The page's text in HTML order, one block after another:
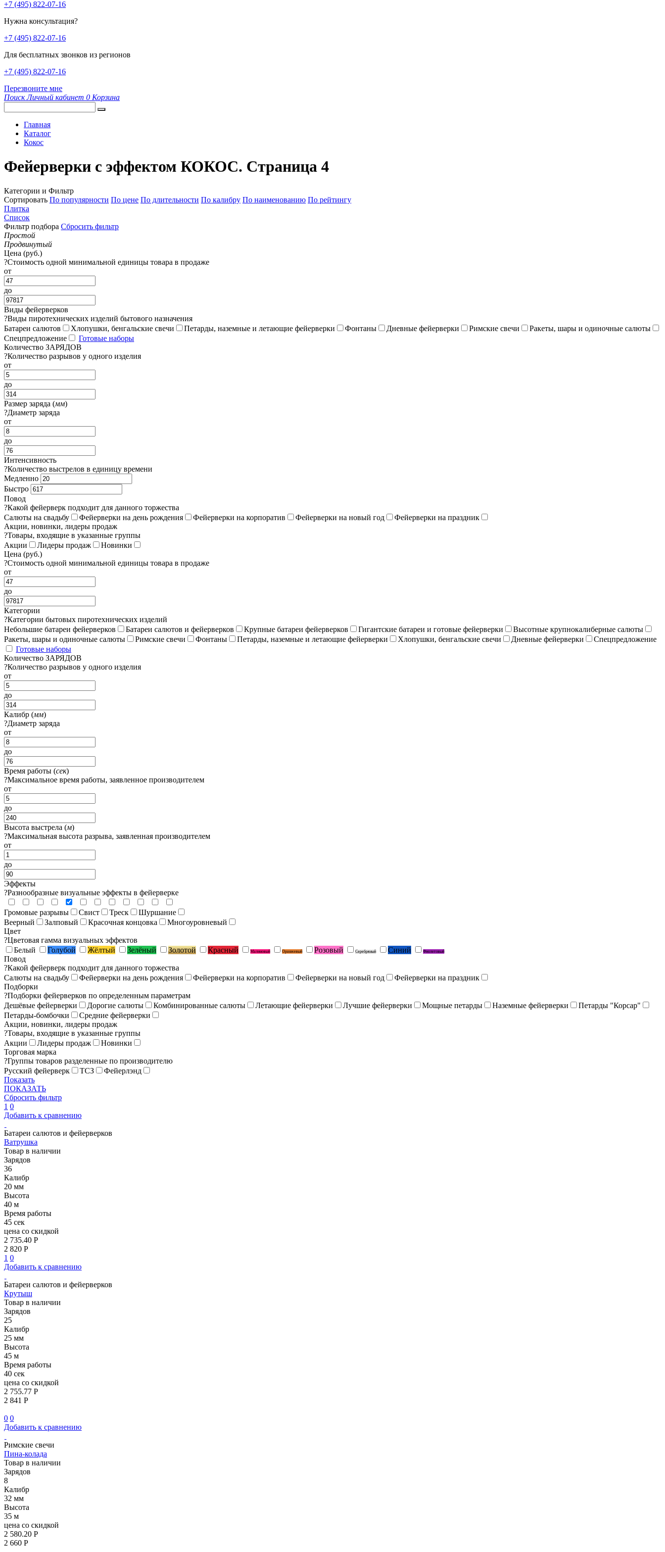
+7 (495) 822-07-16
Нужна консультация?
+7 (495) 822-07-16
Для бесплатных звонков из регионов
+7 (495) 822-07-16
Перезвоните мне
Поиск Личный кабинет 0 Корзина
Главная
Каталог
Кокос
Фейерверки с эффектом КОКОС. Страница 4
Категории и Фильтр
Сортировать По популярности По цене По длительности По калибру По наименованию По рейтингу
Плитка
Список
Фильтр подбора Сбросить фильтр
Простой
Продвинутый
Цена (руб.)
?Стоимость одной минимальной единицы товара в продаже
от
до
Виды фейерверков
?Виды пиротехнических изделий бытового назначения
Батареи салютов
Хлопушки, бенгальские свечи Петарды, наземные и летающие фейерверки Фонтаны Дневные фейерверки Римские свечи
Ракеты, шары и одиночные салюты
Спецпредложение
Готовые наборы
Количество ЗАРЯДОВ
?Количество разрывов у одного изделия
от
до
Размер заряда (мм)
?Диаметр заряда
от
до
Интенсивность
?Количество выстрелов в единицу времени
Медленно
Быстро
Повод
?Какой фейерверк подходит для данного торжества
Салюты на свадьбу
Фейерверки на день рождения Фейерверки на корпоратив Фейерверки на новый год
Фейерверки на праздник
Акции, новинки, лидеры продаж
?Товары, входящие в указанные группы
Акции
Лидеры продаж
Новинки
Цена (руб.)
?Стоимость одной минимальной единицы товара в продаже
от
до
Категории
?Категории бытовых пиротехнических изделий
Небольшие батареи фейерверков
Батареи салютов и фейерверков Крупные батареи фейерверков Гигантские батареи и готовые фейерверки
Высотные крупнокалиберные салюты
Ракеты, шары и одиночные салюты
Римские свечи Фонтаны Петарды, наземные и летающие фейерверки Хлопушки, бенгальские свечи Дневные фейерверки
Спецпредложение
Готовые наборы
Количество ЗАРЯДОВ
?Количество разрывов у одного изделия
от
до
Калибр (мм)
?Диаметр заряда
от
до
Время работы (сек)
?Максимальное время работы, заявленное производителем
от
до
Высота выстрела (м)
?Максимальная высота разрыва, заявленная производителем
от
до
Эффекты
?Разнообразные визуальные эффекты в фейерверке
Громовые разрывы Свист Треск
Шуршание
Веерный
Залповый Красочная концовка
Многоуровневый
Цвет
?Цветовая гамма визуальных эффектов
Белый
Голубой Жёлтый Зелёный Золотой Красный Малиновый Оранжевый Розовый Серебряный Синий Фиолетовый
Повод
?Какой фейерверк подходит для данного торжества
Салюты на свадьбу
Фейерверки на день рождения Фейерверки на корпоратив Фейерверки на новый год
Фейерверки на праздник
Подборки
?Подборки фейерверков по определенным параметрам
Дешёвые фейерверки
Дорогие салюты Комбинированные салюты Летающие фейерверки Лучшие фейерверки Мощные петарды Наземные фейерверки
Петарды "Корсар"
Петарды-бомбочки
Средние фейерверки
Акции, новинки, лидеры продаж
?Товары, входящие в указанные группы
Акции
Лидеры продаж
Новинки
Торговая марка
?Группы товаров разделенные по производителю
Русский фейерверк
ТСЗ
Фейерлэнд
Показать
ПОКАЗАТЬ
Сбросить фильтр
1 0
Добавить к сравнению
Батареи салютов и фейерверков
Ватрушка
Товар в наличии
Зарядов
36
Калибр
20 мм
Высота
40 м
Время работы
45 сек
цена со скидкой
2 735.40 Р
2 820 Р
1 0
Добавить к сравнению
Батареи салютов и фейерверков
Крутыш
Товар в наличии
Зарядов
25
Калибр
25 мм
Высота
45 м
Время работы
40 сек
цена со скидкой
2 755.77 Р
2 841 Р
0 0
Добавить к сравнению
Римские свечи
Пина-колада
Товар в наличии
Зарядов
8
Калибр
32 мм
Высота
35 м
цена со скидкой
2 580.20 Р
2 660 Р